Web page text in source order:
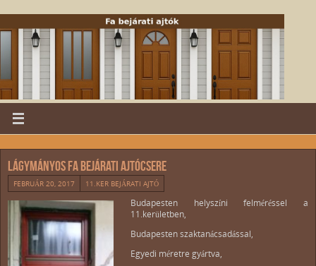
Lágymányos fa bejárati ajtócsere
FEBRUÁR 20, 2017 11.KER BEJÁRATI AJTÓ
Budapesten helyszíni felméréssel a
11.kerületben,
Budapesten szaktanácsadással,
Egyedi méretre gyártva,